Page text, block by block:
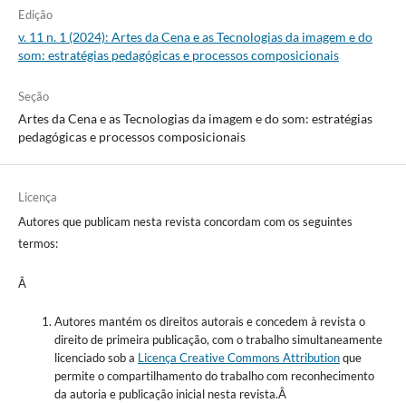
Edição
v. 11 n. 1 (2024): Artes da Cena e as Tecnologias da imagem e do
som: estratégias pedagógicas e processos composicionais
Seção
Artes da Cena e as Tecnologias da imagem e do som: estratégias
pedagógicas e processos composicionais
Licença
Autores que publicam nesta revista concordam com os seguintes
termos:
Â
Autores mantém os direitos autorais e concedem à revista o
direito de primeira publicação, com o trabalho simultaneamente
licenciado sob a Licença Creative Commons Attributionque
permite o compartilhamento do trabalho com reconhecimento
da autoria e publicação inicial nesta revista.Â